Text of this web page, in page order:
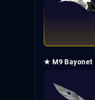
★ M9 Bayonet